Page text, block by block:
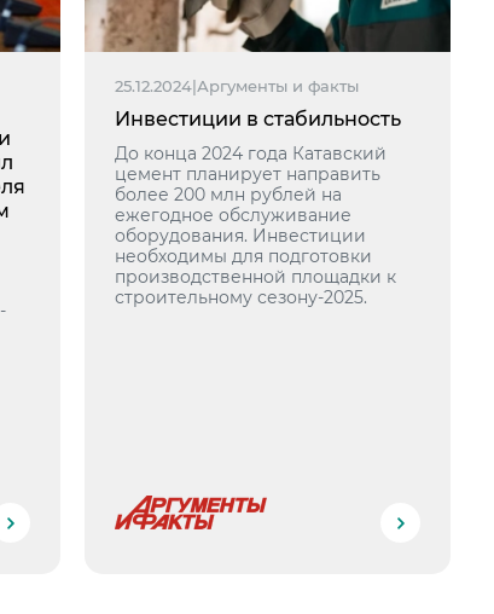
25.12.2024|Аргументы и факты
Инвестиции в стабильность
До конца 2024 года Катавский
цемент планирует направить
более 200 млн рублей на
ежегодное обслуживание
оборудования. Инвестиции
необходимы для подготовки
производственной площадки к
строительному сезону-2025.